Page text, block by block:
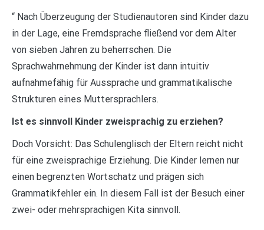
“ Nach Überzeugung der Studienautoren sind Kinder dazu
in der Lage, eine Fremdsprache fließend vor dem Alter
von sieben Jahren zu beherrschen. Die
Sprachwahrnehmung der Kinder ist dann intuitiv
aufnahmefähig für Aussprache und grammatikalische
Strukturen eines Muttersprachlers.
Ist es sinnvoll Kinder zweisprachig zu erziehen?
Doch Vorsicht: Das Schulenglisch der Eltern reicht nicht
für eine zweisprachige Erziehung. Die Kinder lernen nur
einen begrenzten Wortschatz und prägen sich
Grammatikfehler ein. In diesem Fall ist der Besuch einer
zwei- oder mehrsprachigen Kita sinnvoll.